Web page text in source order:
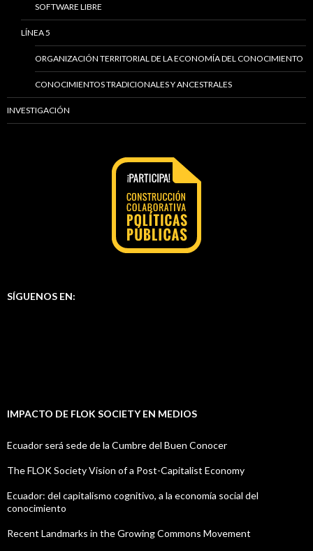
SOFTWARE LIBRE
LÍNEA 5
ORGANIZACIÓN TERRITORIAL DE LA ECONOMÍA DEL CONOCIMIENTO
CONOCIMIENTOS TRADICIONALES Y ANCESTRALES
INVESTIGACIÓN
SÍGUENOS EN:
IMPACTO DE FLOK SOCIETY EN MEDIOS
Ecuador será sede de la Cumbre del Buen Conocer
The FLOK Society Vision of a Post-Capitalist Economy
Ecuador: del capitalismo cognitivo, a la economía social del
conocimiento
Recent Landmarks in the Growing Commons Movement